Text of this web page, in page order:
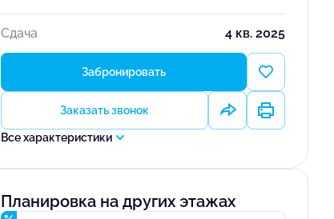
Сдача 4 кв. 2025
Забронировать
Заказать звонок
Все характеристики
Планировка на других этажах